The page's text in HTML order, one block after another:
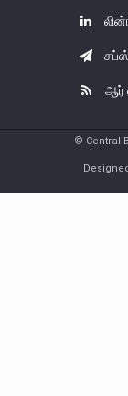
கொடுப்பனவு
சட்டங்களும்
சாதனங்கள்
பொதுநோக்கு
நிதியியல்
ஆர்
© Central